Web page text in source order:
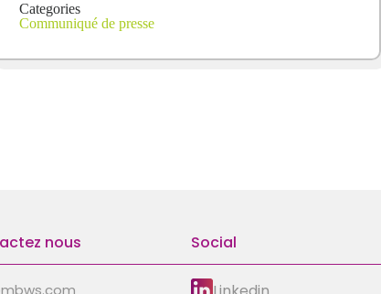
Categories
Communiqué de presse
nous Social